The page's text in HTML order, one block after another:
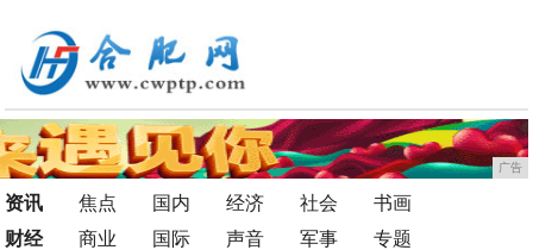
广告
资讯 焦点 国内 经济 社会
书画
财经
商业 国际 声音 军事
专题